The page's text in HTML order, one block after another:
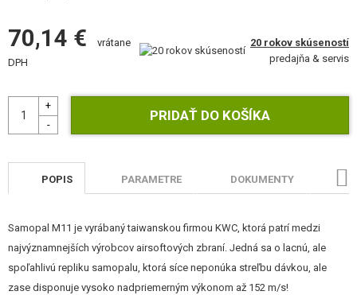
NÁHRADNÉ DIELY ZBRANÍ, UPGRADE
SERVIS A ÚDRŽBA ZBRANÍ
SEBAOBRANA, VÝCVIK, NOŽE
TERČE, STRELNICE
STAVEBNICE, MODELY
70,14 €
vrátane
DPH
20 rokov skúseností
predajňa & servis
POPIS PARAMETRE DOKUMENTY
Samopal M11 je vyrábaný taiwanskou firmou KWC, ktorá patrí medzi
najvýznamnejších výrobcov airsoftových zbraní. Jedná sa o lacnú, ale
spoľahlivú repliku samopalu, ktorá síce neponúka streľbu dávkou, ale
zase disponuje vysoko nadpriemerným výkonom až 152 m/s!